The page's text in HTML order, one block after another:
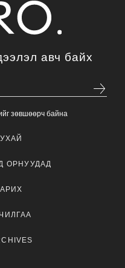
авч байх
зөвшөөрч байна
ОРНУУДАД